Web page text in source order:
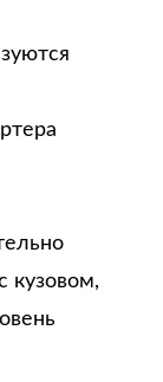
кузовом,